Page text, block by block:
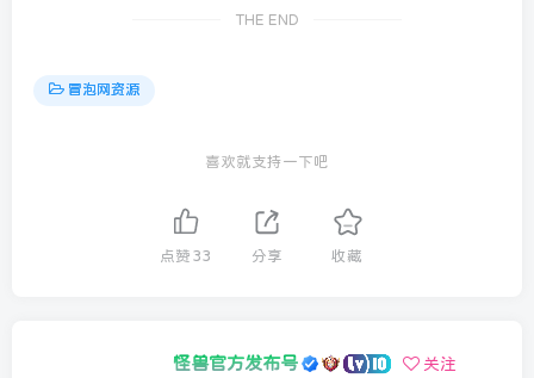
THE END
冒泡网资源
喜欢就支持一下吧
点赞 33 分享 收藏
怪兽官方发布号 关注